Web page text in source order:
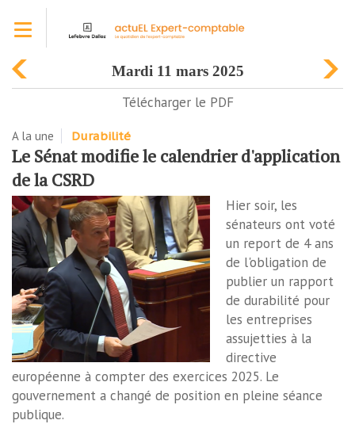
contenu
mardi 11 mars 2025
Télécharger le PDF
A la une Durabilité
Le Sénat modifie le calendrier d'application
de la CSRD
Hier soir, les
sénateurs ont voté
un report de 4 ans
de l'obligation de
publier un rapport
de durabilité pour
les entreprises
assujetties à la
directive
européenne à compter des exercices 2025. Le
gouvernement a changé de position en pleine séance
publique.